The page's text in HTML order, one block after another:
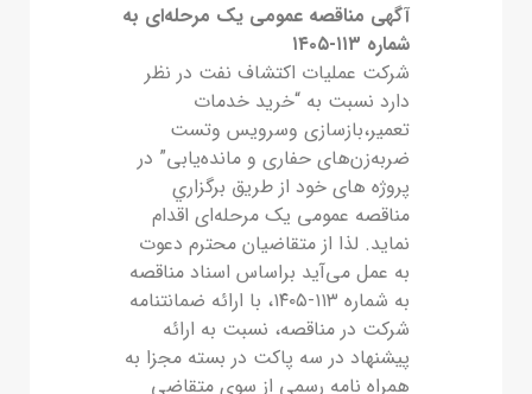
آﮔﻬﯽ مناقصه ﻋﻤﻮﻣﯽ یک مرحله‌ای به
شماره ۱۱۳-۱۴۰۵
ﺷﺮﮐﺖ ﻋﻤﻠﯿﺎت اﮐﺘﺸﺎف ﻧﻔﺖ در ﻧﻈﺮ
دارد ﻧﺴﺒﺖ به “خرید خدمات
تعمیر،بازسازی وسرویس وتست
ضربه‌زن‌های حفاری و مانده‌یابی” در
پروژه های خود از ﻃﺮﯾﻖ ﺑﺮﮔﺰاري
مناقصه ﻋﻤﻮﻣﯽ یک مرحله‌ای اﻗﺪام
ﻧﻤﺎﯾﺪ. ﻟﺬا از ﻣﺘﻘﺎﺿﯿﺎن محترم دﻋﻮت
به عمل ﻣﯽ‌آﯾﺪ ﺑﺮاﺳﺎس اﺳﻨﺎد مناقصه
به شماره ۱۱۳-۱۴۰۵، ﺑﺎ اراﺋﻪ ﺿﻤﺎﻧﺘﻨﺎﻣﻪ
ﺷﺮﮐﺖ در مناقصه، ﻧﺴﺒﺖ ﺑﻪ اراﺋﻪ
ﭘﯿﺸﻨﻬﺎد در سه ﭘﺎﮐﺖ در ﺑﺴﺘﻪ مجزا به
همراه نامه رسمی از سوی متقاضی